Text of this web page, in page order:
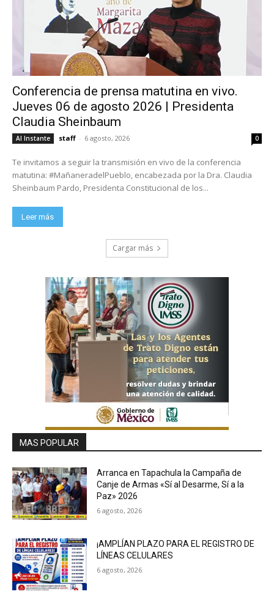
Conferencia de prensa matutina en vivo.
Jueves 06 de agosto 2026 | Presidenta
Claudia Sheinbaum
Al Instante staff - 6 agosto, 2026 0
Te invitamos a seguir la transmisión en vivo de la conferencia
matutina: #MañaneradelPueblo, encabezada por la Dra. Claudia
Sheinbaum Pardo, Presidenta Constitucional de los...
Leer más
Cargar más
MAS POPULAR
Arranca en Tapachula la Campaña de
Canje de Armas «Sí al Desarme, Sí a la
Paz» 2026
6 agosto, 2026
¡AMPLÍAN PLAZO PARA EL REGISTRO DE
LÍNEAS CELULARES
6 agosto, 2026